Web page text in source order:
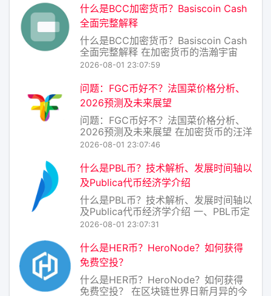
号：DAR，项目名：Darcrus）便是一个
专注于数据存储与账本互操作性的区块
链项目。它试图解决传统中心
什么是BCC加密货币？Basiscoin Cash
全面完整解释
什么是BCC加密货币？Basiscoin Cash
全面完整解释 在加密货币的浩瀚宇宙
中，BCC（Basiscoin Cash）是一个相
并非比特币现金（Bitcoin Cash，同样
简称BCC）——那是另一个更知名的分
叉币。
2026-08-01 23:07:59
问题：FGC币好不？法国菜价格分析、
2026预测及未来展望
问题：FGC币好不？法国菜价格分析、
2026预测及未来展望 在加密货币的汪洋
大海中，FGC币（假设为某个以“法式美
被冠以“小众蓝筹”或“高风险meme币”的
标签。要回答“FGC币好不好”，不能简单
看K线，而应将其置于“
2026-08-01 23:07:46
什么是PBL币？技术解析、发展时间轴以
及Publica代币经济学介绍
什么是PBL币？技术解析、发展时间轴以
及Publica代币经济学介绍 一、PBL币定
义与技术解析 PBL币（Publica
项目发行的原生加密资产，运行于以太
坊兼容的ERC20标准之上（后续可
2026-08-01 23:07:31
什么是HER币？HeroNode？如何获得
免费空投？
什么是HER币？HeroNode？如何获得
免费空投？ 在区块链世界日新月异的今